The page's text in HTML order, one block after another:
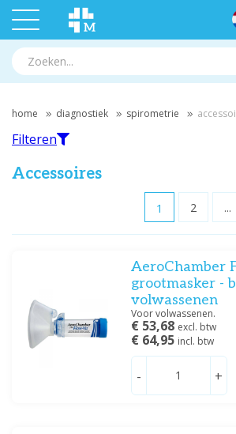
home diagnostiek spirometrie
Medische Vakhandel(4)
MIR(3)
Vitalograph(1)
Vortex
Filteren
Accessoires
1 2 ...
AeroChamber
grootmasker -
volwassenen
Voor volwassenen.
€ 53,68 excl. btw
€ 64,95 incl. btw
- +